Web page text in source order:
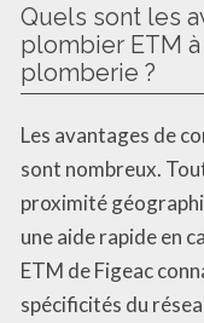
Quels sont les
plombier ETM
plomberie ?
Les avantages de
sont nombreux.
proximité
une aide rapide en
ETM de Figeac
spécificités du